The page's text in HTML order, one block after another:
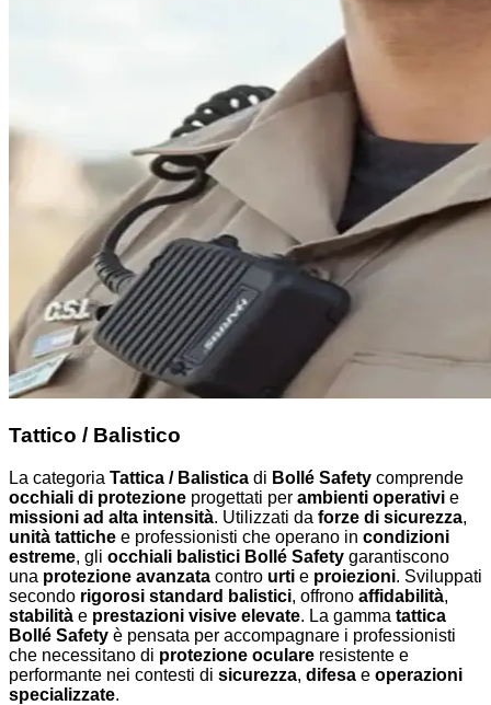
Tattico / Balistico
La categoria Tattica / Balistica di Bollé Safety comprende
occhiali di protezione progettati per ambienti operativi e
missioni ad alta intensità. Utilizzati da forze di sicurezza,
unità tattiche e professionisti che operano in condizioni
estreme, gli occhiali balistici Bollé Safety garantiscono
una protezione avanzata contro urti e proiezioni. Sviluppati
secondo rigorosi standard balistici, offrono affidabilità,
stabilità e prestazioni visive elevate. La gamma tattica
Bollé Safety è pensata per accompagnare i professionisti
che necessitano di protezione oculare resistente e
performante nei contesti di sicurezza, difesa e operazioni
specializzate.